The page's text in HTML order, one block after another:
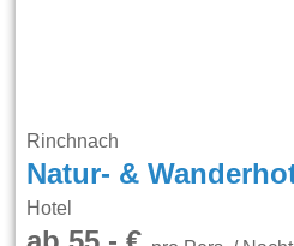
Rinchnach
Hotel